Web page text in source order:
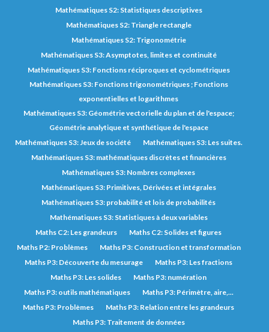
Mathématiques S2: Statistiques descriptives
Mathématiques S2: Triangle rectangle
Mathématiques S2: Trigonométrie
Mathématiques S3: Asymptotes, limites et continuité
Mathématiques S3: Fonctions réciproques et cyclométriques
Mathématiques S3: Fonctions trigonométriques ; Fonctions
exponentielles et logarithmes
Mathématiques S3: Géométrie vectorielle du plan et de l'espace;
Géométrie analytique et synthétique de l'espace
Mathématiques S3: Jeux de société
Mathématiques S3: Les suites.
Mathématiques S3: mathématiques discrètes et financières
Mathématiques S3: Nombres complexes
Mathématiques S3: Primitives, Dérivées et intégrales
Mathématiques S3: probabilité et lois de probabilités
Mathématiques S3: Statistiques à deux variables
Maths C2: Les grandeurs
Maths C2: Solides et figures
Maths P2: Problèmes
Maths P3: Construction et transformation
Maths P3: Découverte du mesurage
Maths P3: Les fractions
Maths P3: Les solides
Maths P3: numération
Maths P3: outils mathématiques
Maths P3: Périmètre, aire,...
Maths P3: Problèmes
Maths P3: Relation entre les grandeurs
Maths P3: Traitement de données